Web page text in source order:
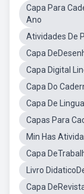
Capa Para
Ano
Atividades De
Capa
Capa Digital
Capa Do
Capa De
Capas Para
Min Has
Capa
Livro
Capa